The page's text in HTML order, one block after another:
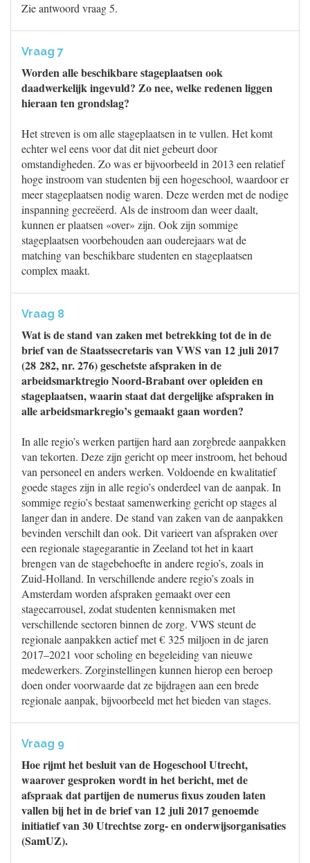
Zie antwoord vraag 5.
Vraag 7
Worden alle beschikbare stageplaatsen ook
daadwerkelijk ingevuld? Zo nee, welke redenen liggen
hieraan ten grondslag?
Het streven is om alle stageplaatsen in te vullen. Het komt
echter wel eens voor dat dit niet gebeurt door
omstandigheden. Zo was er bijvoorbeeld in 2013 een relatief
hoge instroom van studenten bij een hogeschool, waardoor er
meer stageplaatsen nodig waren. Deze werden met de nodige
inspanning gecreëerd. Als de instroom dan weer daalt,
kunnen er plaatsen «over» zijn. Ook zijn sommige
stageplaatsen voorbehouden aan ouderejaars wat de
matching van beschikbare studenten en stageplaatsen
complex maakt.
Vraag 8
Wat is de stand van zaken met betrekking tot de in de
brief van de Staatssecretaris van VWS van 12 juli 2017
(28 282, nr. 276) geschetste afspraken in de
arbeidsmarktregio Noord-Brabant over opleiden en
stageplaatsen, waarin staat dat dergelijke afspraken in
alle arbeidsmarkregio’s gemaakt gaan worden?
In alle regio’s werken partijen hard aan zorgbrede aanpakken
van tekorten. Deze zijn gericht op meer instroom, het behoud
van personeel en anders werken. Voldoende en kwalitatief
goede stages zijn in alle regio’s onderdeel van de aanpak. In
sommige regio’s bestaat samenwerking gericht op stages al
langer dan in andere. De stand van zaken van de aanpakken
bevinden verschilt dan ook. Dit varieert van afspraken over
een regionale stagegarantie in Zeeland tot het in kaart
brengen van de stagebehoefte in andere regio’s, zoals in
Zuid-Holland. In verschillende andere regio’s zoals in
Amsterdam worden afspraken gemaakt over een
stagecarrousel, zodat studenten kennismaken met
verschillende sectoren binnen de zorg. VWS steunt de
regionale aanpakken actief met € 325 miljoen in de jaren
2017–2021 voor scholing en begeleiding van nieuwe
medewerkers. Zorginstellingen kunnen hierop een beroep
doen onder voorwaarde dat ze bijdragen aan een brede
regionale aanpak, bijvoorbeeld met het bieden van stages.
Vraag 9
Hoe rijmt het besluit van de Hogeschool Utrecht,
waarover gesproken wordt in het bericht, met de
afspraak dat partijen de numerus fixus zouden laten
vallen bij het in de brief van 12 juli 2017 genoemde
initiatief van 30 Utrechtse zorg- en onderwijsorganisaties
(SamUZ).